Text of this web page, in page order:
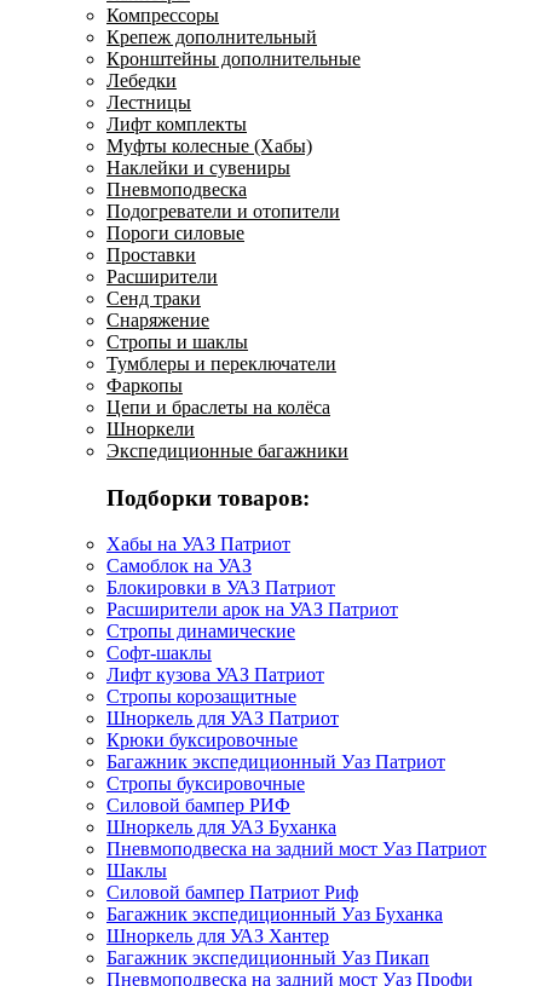
Компрессоры
Крепеж дополнительный
Кронштейны дополнительные
Лебедки
Лестницы
Лифт комплекты
Муфты колесные (Хабы)
Наклейки и сувениры
Пневмоподвеска
Подогреватели и отопители
Пороги силовые
Проставки
Расширители
Сенд траки
Снаряжение
Стропы и шаклы
Тумблеры и переключатели
Фаркопы
Цепи и браслеты на колёса
Шноркели
Экспедиционные багажники
Подборки товаров:
Хабы на УАЗ Патриот
Самоблок на УАЗ
Блокировки в УАЗ Патриот
Расширители арок на УАЗ Патриот
Стропы динамические
Софт-шаклы
Лифт кузова УАЗ Патриот
Стропы корозащитные
Шноркель для УАЗ Патриот
Крюки буксировочные
Багажник экспедиционный Уаз Патриот
Стропы буксировочные
Силовой бампер РИФ
Шноркель для УАЗ Буханка
Пневмоподвеска на задний мост Уаз Патриот
Шаклы
Силовой бампер Патриот Риф
Багажник экспедиционный Уаз Буханка
Шноркель для УАЗ Хантер
Багажник экспедиционный Уаз Пикап
Пневмоподвеска на задний мост Уаз Профи